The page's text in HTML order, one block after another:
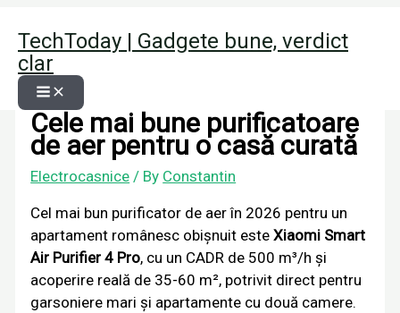
to
content
TechToday | Gadgete bune, verdict
clar
Cele mai bune purificatoare de aer pentru o casă curată
Cele mai bune purificatoare
de aer pentru o casă curată
Electrocasnice / By Constantin
Cel mai bun purificator de aer în 2026 pentru un
apartament românesc obișnuit esteXiaomi Smart
Air Purifier 4 Pro, cu un CADR de 500 m³/h și
acoperire reală de 35-60 m², potrivit direct pentru
garsoniere mari și apartamente cu două camere.